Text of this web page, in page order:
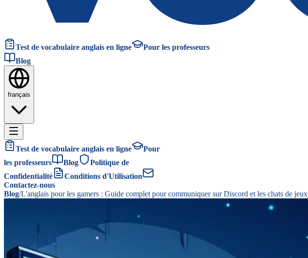
Test de vocabulaire anglais en ligne
Pour les professeurs
Blog
français
Test de vocabulaire anglais en ligne
Pour
les professeurs
Blog
Politique de
Confidentialité
Conditions d'Utilisation
Contactez-nous
Blog/L'anglais pour les gamers : Guide complet pour communiquer sur Discord et les chats de jeux